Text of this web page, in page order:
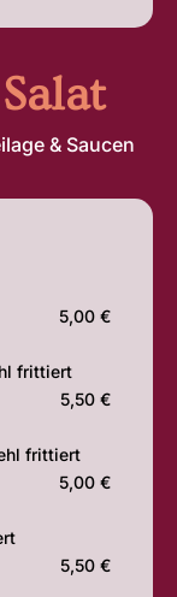
& Saucen
5,00 €
frittiert
5,50 €
frittiert
5,00 €
5,50 €